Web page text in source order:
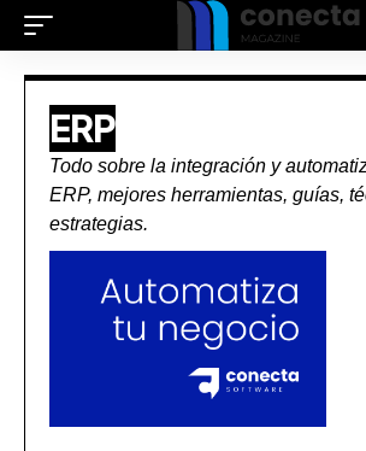
ERP
Todo sobre la integración y
ERP, mejores herramientas, guías,
estrategias.